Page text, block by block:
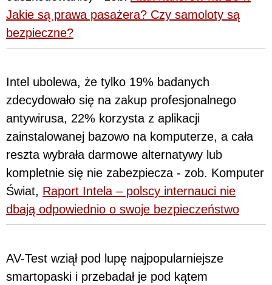
Jakie są prawa pasażera? Czy samoloty są
bezpieczne?
Intel ubolewa, że tylko 19% badanych
zdecydowało się na zakup profesjonalnego
antywirusa, 22% korzysta z aplikacji
zainstalowanej bazowo na komputerze, a cała
reszta wybrała darmowe alternatywy lub
kompletnie się nie zabezpiecza - zob. Komputer
Świat, Raport Intela – polscy internauci nie
dbają odpowiednio o swoje bezpieczeństwo
AV-Test wziął pod lupę najpopularniejsze
smartopaski i przebadał je pod kątem